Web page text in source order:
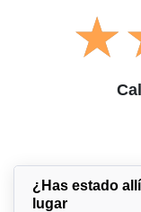
¿Has estado
lugar